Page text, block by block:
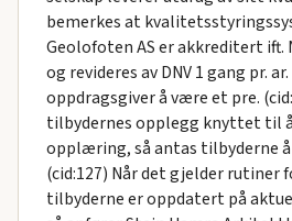
bemerkes at
Geolofoten AS er akkreditert ift.
og revideres av DNV 1 gang pr.
oppdragsgiver å være et pre.
tilbydernes opplegg knyttet til
opplæring, så antas tilbyderne
(cid:127) Når det gjelder rutiner
tilbyderne er oppdatert på